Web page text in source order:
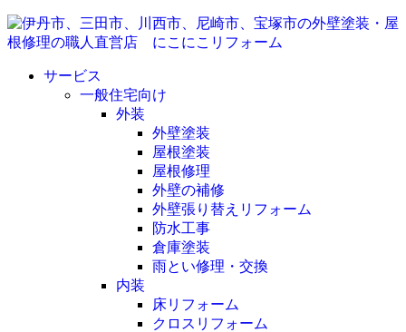
サービス
一般住宅向け
外装
外壁塗装
屋根塗装
屋根修理
外壁の補修
外壁張り替えリフォーム
防水工事
倉庫塗装
雨とい修理・交換
内装
床リフォーム
クロスリフォーム